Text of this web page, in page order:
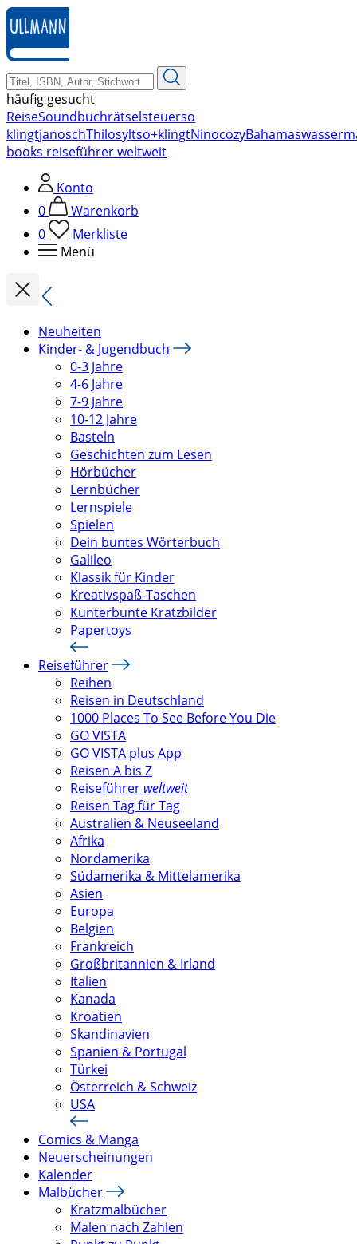
zum
Hauptinhalt
springen
häufig gesucht
ReiseSoundbuchrätselsteuerso
klingtjanoschThilosyltso+klingtNinocozyBahamas
books reiseführer weltweit
Konto
0
Warenkorb
0
Merkliste
Menü
Neuheiten
Kinder- & Jugendbuch
0-3 Jahre
4-6 Jahre
7-9 Jahre
10-12 Jahre
Basteln
Geschichten zum Lesen
Hörbücher
Lernbücher
Lernspiele
Spielen
Dein buntes Wörterbuch
Galileo
Klassik für Kinder
Kreativspaß-Taschen
Kunterbunte Kratzbilder
Papertoys
Reiseführer
Reihen
Reisen in Deutschland
1000 Places To See Before You Die
GO VISTA
GO VISTA plus App
Reisen A bis Z
Reiseführer weltweit
Reisen Tag für Tag
Australien & Neuseeland
Afrika
Nordamerika
Südamerika & Mittelamerika
Asien
Europa
Belgien
Frankreich
Großbritannien & Irland
Italien
Kanada
Kroatien
Skandinavien
Spanien & Portugal
Türkei
Österreich & Schweiz
USA
Comics & Manga
Neuerscheinungen
Kalender
Malbücher
Kratzmalbücher
Malen nach Zahlen